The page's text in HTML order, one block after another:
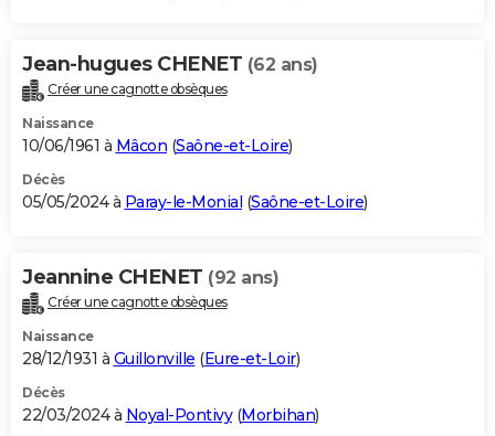
Jean-hugues CHENET (62 ans)
Créer une cagnotte obsèques
Naissance
10/06/1961 à Mâcon (Saône-et-Loire)
Décès
05/05/2024 à Paray-le-Monial (Saône-et-Loire)
Jeannine CHENET (92 ans)
Créer une cagnotte obsèques
Naissance
28/12/1931 à Guillonville (Eure-et-Loir)
Décès
22/03/2024 à Noyal-Pontivy(Morbihan)